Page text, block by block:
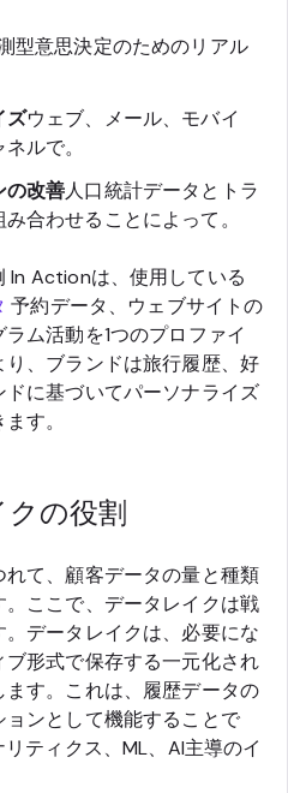
型意思決定のためのリアル
ズウェブ、メール、モバイ
ルで。
の改善人口統計データとトラ
合わせることによって。
In Actionは、使用している
予約データ、ウェブサイトの
ム活動を1つのプロファイ
、ブランドは旅行履歴、好
に基づいてパーソナライズ
す。
クの役割
て、顧客データの量と種類
ここで、データレイクは戦
データレイクは、必要にな
形式で保存する一元化され
す。これは、履歴データの
ンとして機能することで
ティクス、ML、AI主導のイ